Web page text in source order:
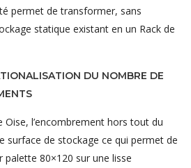
permet de transformer, sans
statique existant en un Rack de
DU NOMBRE DE
l’encombrement hors tout du
surface de stockage ce qui permet de
80×120 sur une lisse